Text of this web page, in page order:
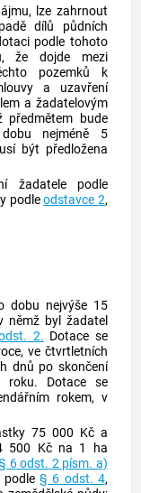
lze zahrnout
dílů půdních
podle tohoto
že dojde mezi
pozemků k
a uzavření
a žadatelovým
předmětem bude
nejméně 5
být předložena
žadatele podle
podleodstavce 2,
dobu nejvýše 15
němž byl žadatel
2. Dotace se
ve čtvrtletních
dnů po skončení
roku. Dotace se
rokem, v
75 000 Kč a
500 Kč na 1 ha
6 odst. 2 písm. a)
podle§ 6 odst. 4,